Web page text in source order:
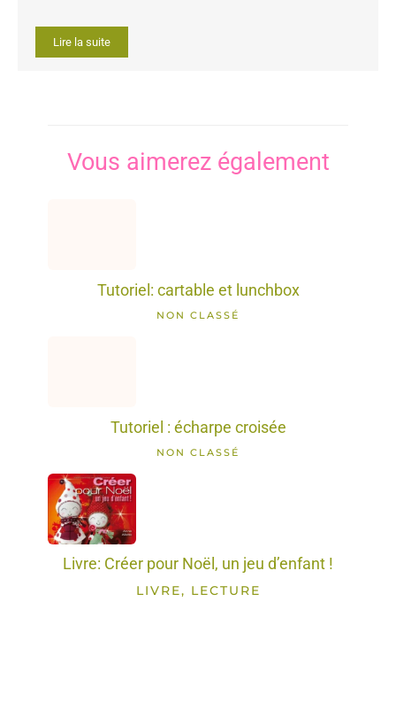
Lire la suite
Vous aimerez également
Tutoriel: cartable et lunchbox
NON CLASSÉ
Tutoriel : écharpe croisée
NON CLASSÉ
Livre: Créer pour Noël, un jeu d’enfant !
LIVRE, LECTURE